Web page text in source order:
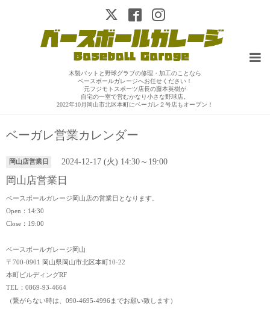
木製バットと野球グラブの修理・加工のことなら
ベースボールガレージへお任せください！
元フジモトスポーツ店長の藤本英樹が
自宅の一室で営むかなり小さな野球店。
2022年10月岡山市北区本町にベーガレ２号店もオープン！
ベーガレ営業カレンダー
岡山店営業日 2024-12-17 (火) 14:30～19:00
岡山店営業日
ベースボールガレージ岡山店の営業日となります。
Open：14:30
Close：19:00
ベースボールガレージ岡山
〒700-0901 岡山県岡山市北区本町10-22
本町ビルディングRF
TEL：0869-93-4664
（繋がらない時は、090-4695-4996までお願い致します）